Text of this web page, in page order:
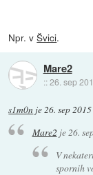
Npr. vŠvici.
Mare2
::26. sep
s1m0n je26. sep
Mare2je26.
V
spornih